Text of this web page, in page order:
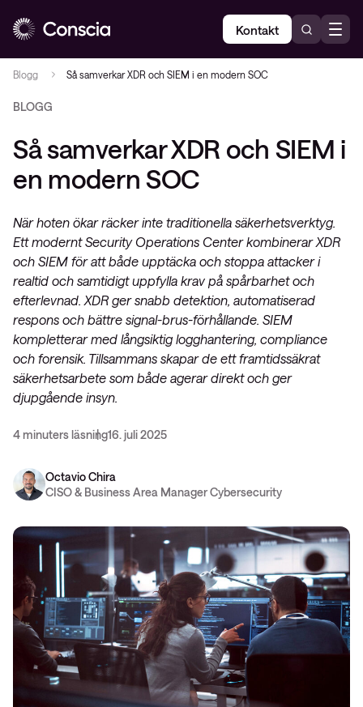
Kontakt
Blogg Så samverkar XDR och SIEM i en modern SOC
BLOGG
Så samverkar XDR och SIEM i
en modern SOC
När hoten ökar räcker inte traditionella säkerhetsverktyg.
Ett modernt Security Operations Center kombinerar XDR
och SIEM för att både upptäcka och stoppa attacker i
realtid och samtidigt uppfylla krav på spårbarhet och
efterlevnad. XDR ger snabb detektion, automatiserad
respons och bättre signal-brus-förhållande. SIEM
kompletterar med långsiktig logghantering, compliance
och forensik. Tillsammans skapar de ett framtidssäkrat
säkerhetsarbete som både agerar direkt och ger
djupgående insyn.
4 minuters läsning16. juli 2025
Octavio Chira
CISO & Business Area Manager Cybersecurity